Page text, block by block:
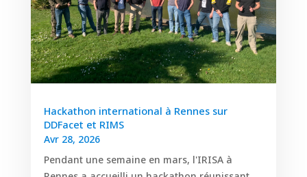
Hackathon international à Rennes sur
DDFacet et RIMS
Avr 28, 2026
Pendant une semaine en mars, l'IRISA à